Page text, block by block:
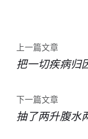
上一篇文章
把一切疾病归
下一篇文章
抽了两升腹水